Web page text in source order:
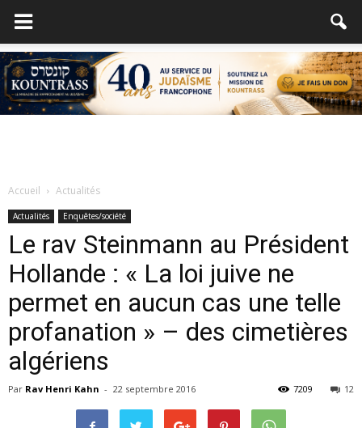
Accueil Actualités
Actualités Enquêtes/société
Le rav Steinmann au Président
Hollande : « La loi juive ne
permet en aucun cas une telle
profanation » – des cimetières
algériens
Par Rav Henri Kahn - 22 septembre 2016 12
7209